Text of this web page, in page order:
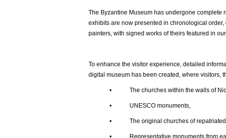
The Byzantine Museum has undergone
exhibits are now presented in chronological
painters, with signed works of theirs featured in
To enhance the visitor experience, detailed
digital museum has been created, where visitors,
• The churches within the walls of
• UNESCO monuments,
• The original churches of repatriated
• Representative monuments from each